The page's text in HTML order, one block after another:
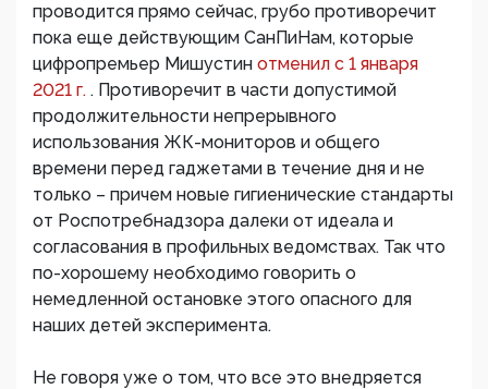
проводится прямо сейчас, грубо противоречит
пока еще действующим СанПиНам, которые
цифропремьер Мишустин отменил с 1 января
2021 г. . Противоречит в части допустимой
продолжительности непрерывного
использования ЖК-мониторов и общего
времени перед гаджетами в течение дня и не
только – причем новые гигиенические стандарты
от Роспотребнадзора далеки от идеала и
согласования в профильных ведомствах. Так что
по-хорошему необходимо говорить о
немедленной остановке этого опасного для
наших детей эксперимента.
Не говоря уже о том, что все это внедряется